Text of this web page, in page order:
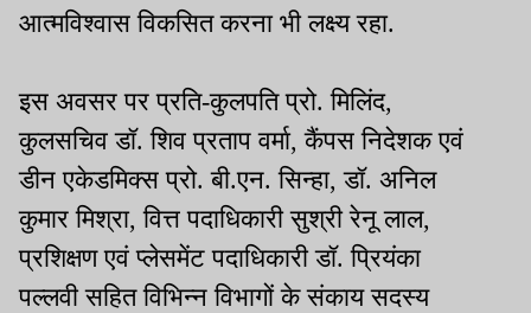
आत्मविश्वास विकसित करना भी लक्ष्य रहा.
इस अवसर पर प्रति-कुलपति प्रो. मिलिंद,
कुलसचिव डॉ. शिव प्रताप वर्मा, कैंपस निदेशक एवं
डीन एकेडमिक्स प्रो. बी.एन. सिन्हा, डॉ. अनिल
कुमार मिश्रा, वित्त पदाधिकारी सुश्री रेनू लाल,
प्रशिक्षण एवं प्लेसमेंट पदाधिकारी डॉ. प्रियंका
पल्लवी सहित विभिन्न विभागों के संकाय सदस्य